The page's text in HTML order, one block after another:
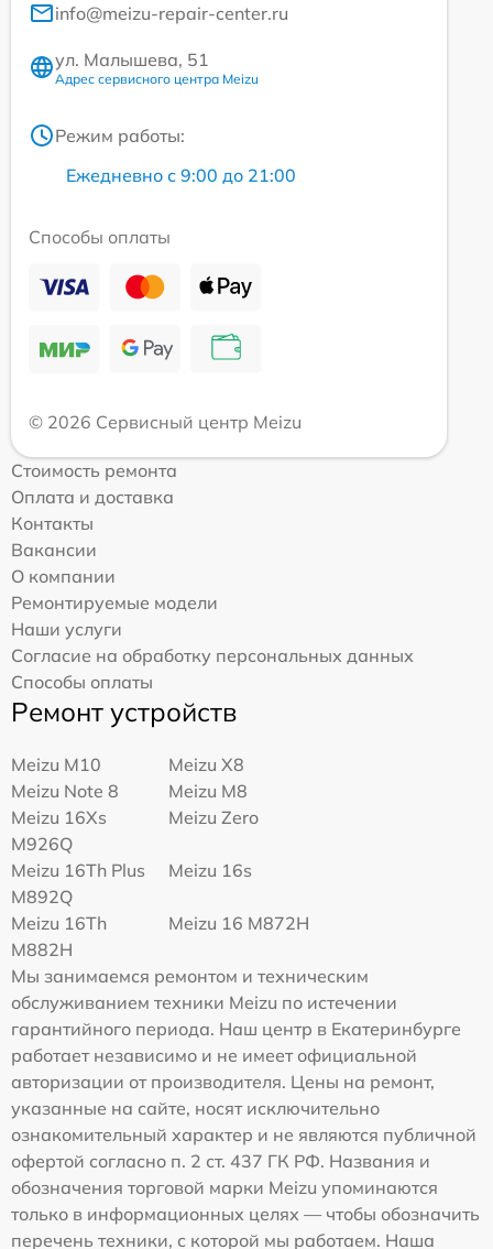
info@meizu-repair-center.ru
ул. Малышева, 51
Адрес сервисного центра Meizu
Режим работы:
Ежедневно с 9:00 до 21:00
Способы оплаты
© 2026 Сервисный центр Meizu
Стоимость ремонта
Оплата и доставка
Контакты
Вакансии
О компании
Ремонтируемые модели
Наши услуги
Согласие на обработку персональных данных
Способы оплаты
Ремонт устройств
Meizu M10
Meizu X8
Meizu Note 8
Meizu M8
Meizu 16Xs
M926Q
Meizu Zero
Meizu 16Th Plus
M892Q
Meizu 16s
Meizu 16Th
M882H
Meizu 16 M872H
Мы занимаемся ремонтом и техническим
обслуживанием техники Meizu по истечении
гарантийного периода. Наш центр в Екатеринбурге
работает независимо и не имеет официальной
авторизации от производителя. Цены на ремонт,
указанные на сайте, носят исключительно
ознакомительный характер и не являются публичной
офертой согласно п. 2 ст. 437 ГК РФ. Названия и
обозначения торговой марки Meizu упоминаются
только в информационных целях — чтобы обозначить
перечень техники, с которой мы работаем. Наша